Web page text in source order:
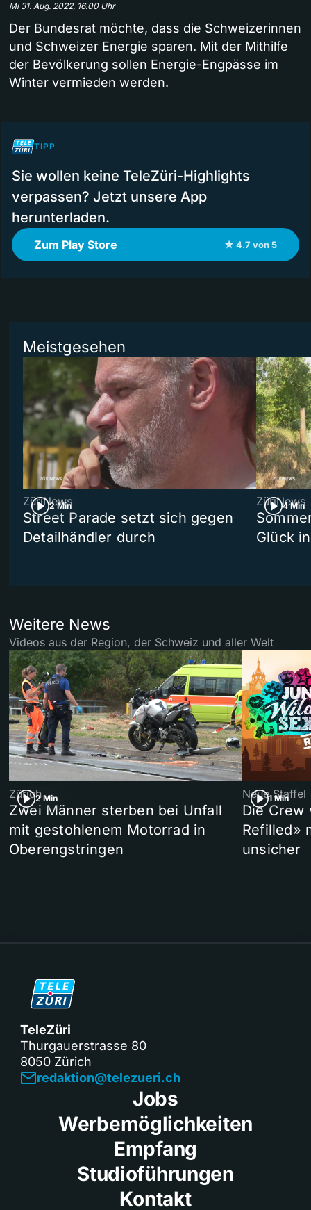
Mi 31. Aug. 2022, 16.00 Uhr
Der Bundesrat möchte, dass die Schweizerinnen
und Schweizer Energie sparen. Mit der Mithilfe
der Bevölkerung sollen Energie-Engpässe im
Winter vermieden werden.
TIPP
Sie wollen keine TeleZüri-Highlights
verpassen? Jetzt unsere App
herunterladen.
Zum Play Store ★ 4.7 von 5
Meistgesehen
2 Min
ZüriNews
Street Parade setzt sich gegen
Detailhändler durch
4 Min
ZüriNews
Glück
Weitere News
Videos aus der Region, der Schweiz und aller Welt
2 Min
Zürich
Zwei Männer sterben bei Unfall
mit gestohlenem Motorrad in
Oberengstringen
1 Min
Neue Staffel
Die Crew
Refilled»
unsicher
TeleZüri
Thurgauerstrasse 80
8050 Zürich
redaktion@telezueri.ch
Jobs
Werbemöglichkeiten
Empfang
Studioführungen
Kontakt